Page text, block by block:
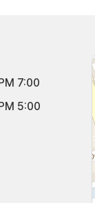
7:00
5:00